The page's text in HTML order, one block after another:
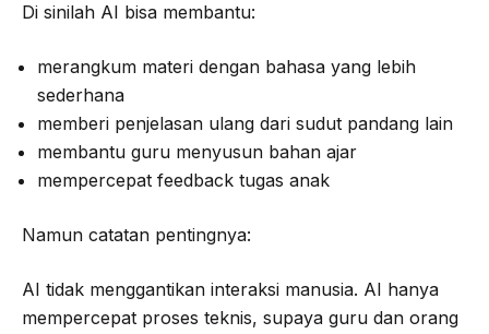
Di sinilah AI bisa membantu:
merangkum materi dengan bahasa yang lebih
sederhana
memberi penjelasan ulang dari sudut pandang lain
membantu guru menyusun bahan ajar
mempercepat feedback tugas anak
Namun catatan pentingnya:
AI tidak menggantikan interaksi manusia. AI hanya
mempercepat proses teknis, supaya guru dan orang